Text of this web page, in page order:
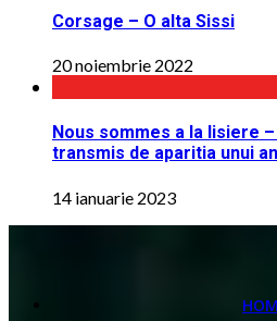
Corsage – O alta Sissi
20 noiembrie 2022
Nous sommes a la lisiere
transmis de aparitia unui
14 ianuarie 2023